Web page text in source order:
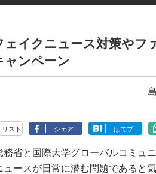
ェイクニュース対策やフ
ャンペーン
リスト シェア はてブ
省と国際大学グローバルコミュ
ュースが日常に潜む問題であると